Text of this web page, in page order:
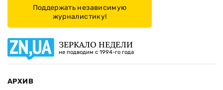
Поддержать независимую
журналистику!
ЗЕРКАЛО НЕДЕЛИ
не подводим с 1994-го года
АРХИВ